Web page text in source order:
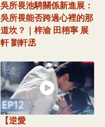
吳所畏池騁關係新進展：
吳所畏能否跨過心裡的那
道坎？｜梓渝 田栩寧 展
軒 劉軒丞
【逆愛